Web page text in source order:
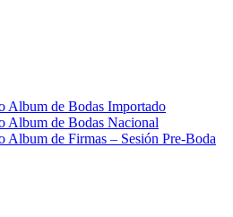
Album de Bodas Importado
Album de Bodas Nacional
Album de Firmas – Sesión Pre-Boda